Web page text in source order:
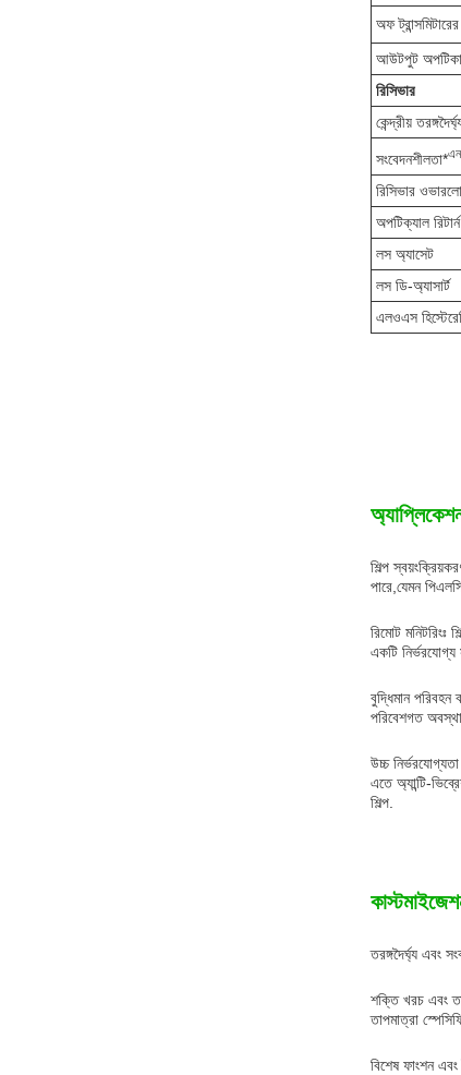
অফ
আউটপুট
রিসিভার
কেন্দ্রীয়
সংবেদনশীলতা*এন
রিসিভার
অপটিক্যাল
লস অ্যাসেট
লস ডি-অ্যাসার্ট
এলওএস
শিল্প
পারে,যেমন
রিমোট মনিটরিংঃ
একটি নির্ভরযোগ্য
বুদ্ধিমান
পরিবেশগত
উচ্চ
এতে অ্যান্টি-
শিল্প.
তরঙ্গদৈর্ঘ্য এবং
শক্তি খরচ এবং
তাপমাত্রা
বিশেষ ফাংশন